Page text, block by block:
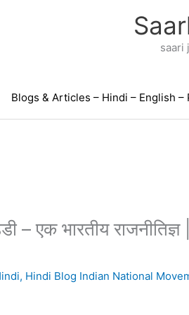
saari
Blogs & Articles – Hindi – English –
– एक भारतीय
, Hindi Blog Indian National